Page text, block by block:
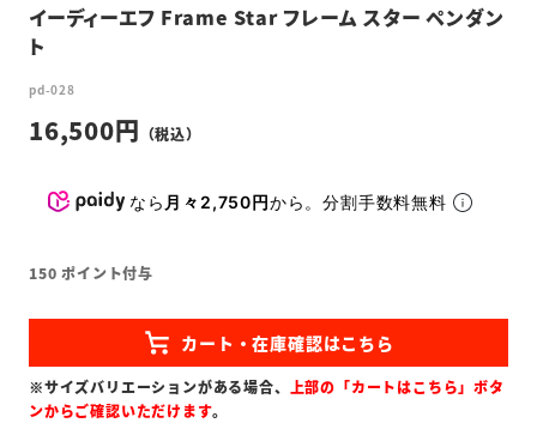
イーディーエフ Frame Star フレーム スター ペンダン
ト
pd-028
16,500
なら 月々2,750円から。分割手数料無料
150 ポイント付与
※サイズバリエーションがある場合、 上部の「カートはこちら」ボタ
ンからご確認いただけます。